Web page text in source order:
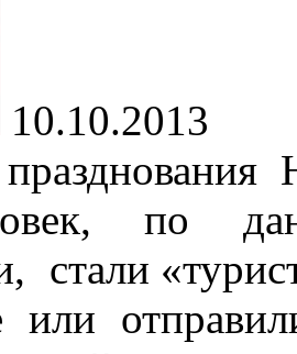
10.10.2013
по
стали
или